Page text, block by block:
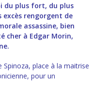
du plus fort, du plus
excès rengorgent de
assassine, bien
cher à Edgar Morin,
Spinoza, place à la maitrise
pour un